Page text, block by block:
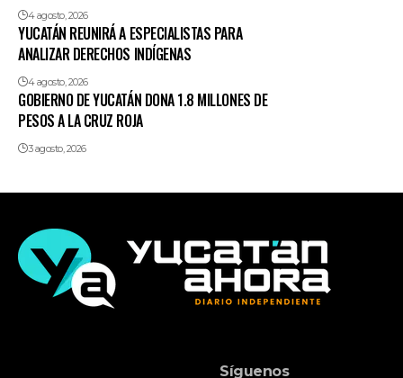
4 agosto, 2026
YUCATÁN REUNIRÁ A ESPECIALISTAS PARA
ANALIZAR DERECHOS INDÍGENAS
4 agosto, 2026
GOBIERNO DE YUCATÁN DONA 1.8 MILLONES DE
PESOS A LA CRUZ ROJA
3 agosto, 2026
Síguenos